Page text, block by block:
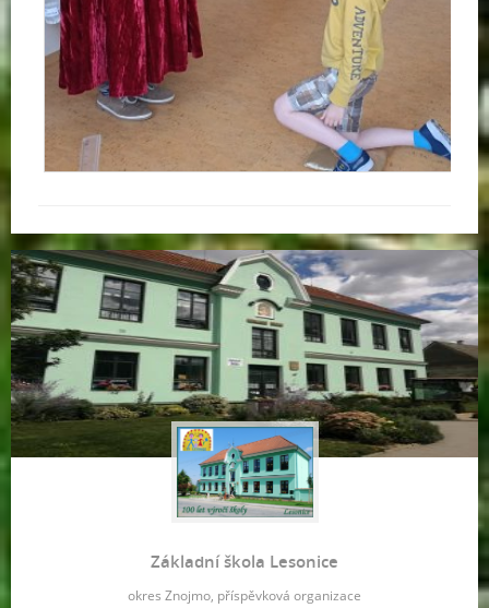
Základní škola Lesonice
okres Znojmo, příspěvková organizace